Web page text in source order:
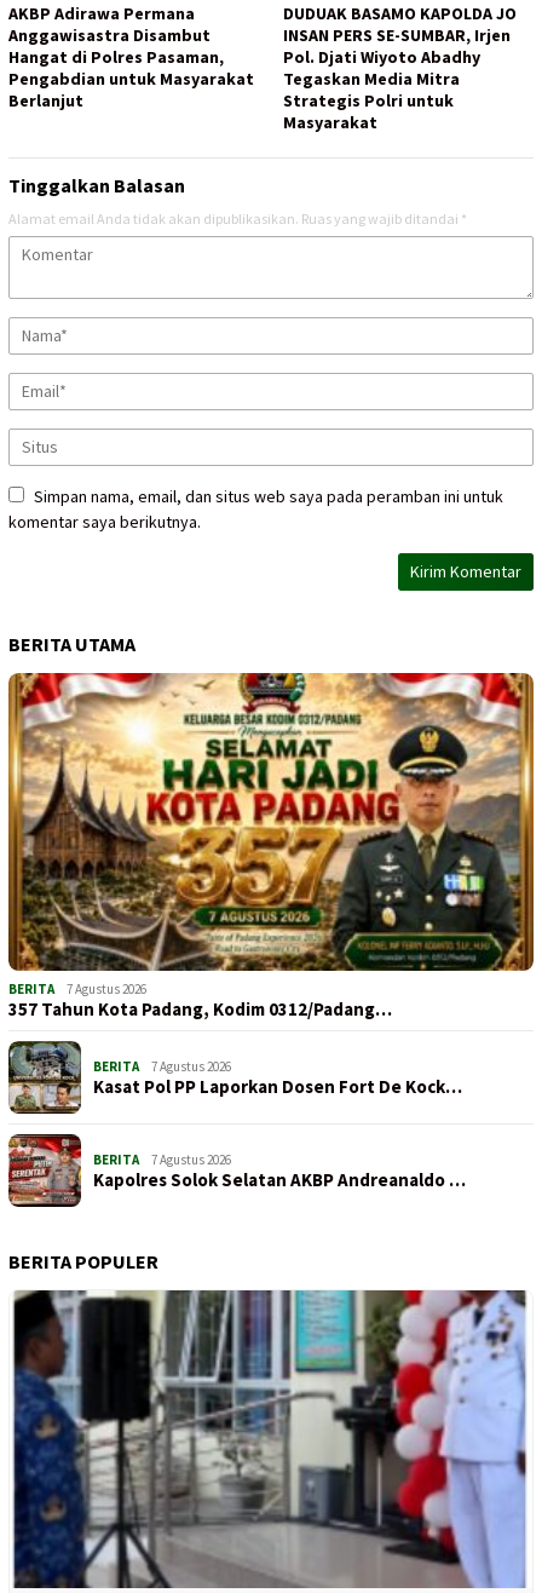
AKBP Adirawa Permana
Anggawisastra Disambut
Hangat di Polres Pasaman,
Pengabdian untuk Masyarakat
Berlanjut
DUDUAK BASAMO KAPOLDA JO
INSAN PERS SE-SUMBAR, Irjen
Pol. Djati Wiyoto Abadhy
Tegaskan Media Mitra
Strategis Polri untuk
Masyarakat
Tinggalkan Balasan
Alamat email Anda tidak akan dipublikasikan. Ruas yang wajib ditandai *
Simpan nama, email, dan situs web saya pada peramban ini untuk
komentar saya berikutnya.
BERITA UTAMA
BERITA 7 Agustus 2026
357 Tahun Kota Padang, Kodim 0312/Padang…
BERITA 7 Agustus 2026
Kasat Pol PP Laporkan Dosen Fort De Kock…
BERITA 7 Agustus 2026
Kapolres Solok Selatan AKBP Andreanaldo …
BERITA POPULER